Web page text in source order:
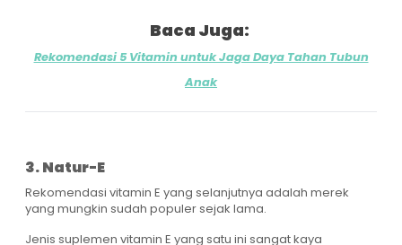
Baca Juga:
Rekomendasi 5 Vitamin untuk Jaga Daya Tahan Tubun
Anak
3. Natur-E
Rekomendasi vitamin E yang selanjutnya adalah merek
yang mungkin sudah populer sejak lama.
Jenis suplemen vitamin E yang satu ini sangat kaya